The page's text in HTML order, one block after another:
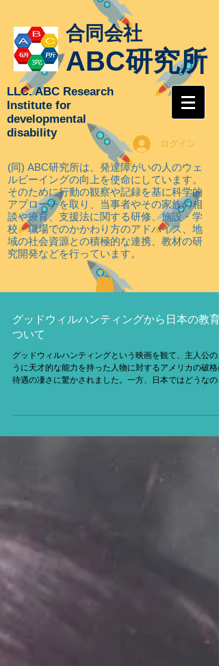
合同会社
ABC研究所
LLC. ABC Research
Institute for
developmental
disability
ログイン
(同) ABC研究所は、発達障がいの人のウェ
ルビーイングの向上を使命にしています。
そのために行動の観察や記録を基に科学的
アプローチを取り
、当事者やその家族の相
談や療育、支援法に関する研修、施設・学
校・職場でのかかわり方のアドバイス、地
域の社会資源との積極的な連携、教材の研
究開発などを行っています。
グッドウィルハンティングから日本の教育
ついて
グッドウィルハンティングという映画を観て、主人公の
うに天才的な能力を持った人物に対するアメリカの破格
待遇の凄さに驚かされました。一方、日本ではどうなの
ては正解をリー...